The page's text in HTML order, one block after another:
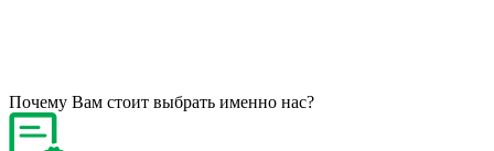
Почему Вам стоит выбрать именно нас?